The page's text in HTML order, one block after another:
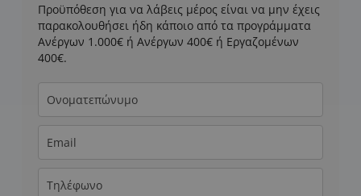
Προϋπόθεση για να λάβεις μέρος είναι να μην έχεις
παρακολουθήσει ήδη κάποιο από τα προγράμματα
Ανέργων 1.000€ ή Ανέργων 400€ ή Εργαζομένων
400€.